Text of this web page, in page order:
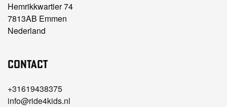
Hemrikkwartier 74
7813AB Emmen
Nederland
Contact
+31619438375
info@ride4kids.nl